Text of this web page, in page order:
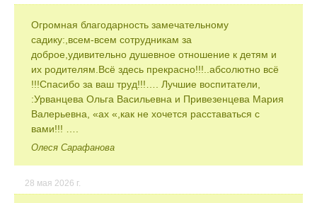
Огромная благодарность замечательному
садику:,всем-всем сотрудникам за
доброе,удивительно душевное отношение к детям и
их родителям.Всё здесь прекрасно!!!..абсолютно всё
!!!Спасибо за ваш труд!!!…. Лучшие воспитатели,
:Урванцева Ольга Васильевна и Привезенцева Мария
Валерьевна, «ах «,как не хочется расставаться с
вами!!! ….
Олеся Сарафанова
28 мая 2026 г.